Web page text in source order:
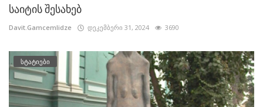
საიტის შესახებ
Davit.Gamcemlidze დეკემბერი 31, 2024 3690
სტატიები